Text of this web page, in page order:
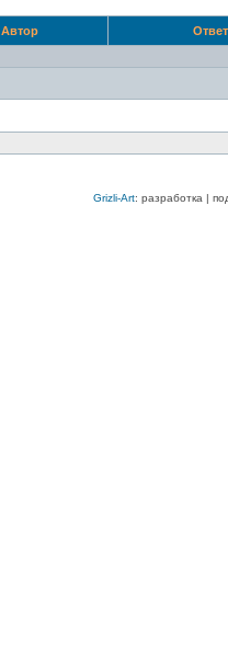
Автор
Grizli-Art: разработка |